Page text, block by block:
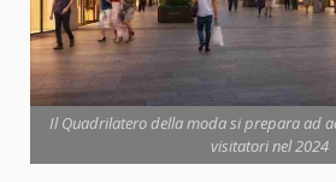
Il Quadrilatero della moda si prepara ad
visitatori nel 2024